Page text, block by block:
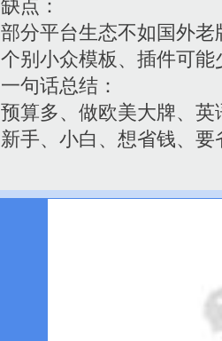
缺点：
部分平台生态不如国外老
个别小众模板、插件可能
一句话总结：
预算多、做欧美大牌、
新手、小白、想省钱、